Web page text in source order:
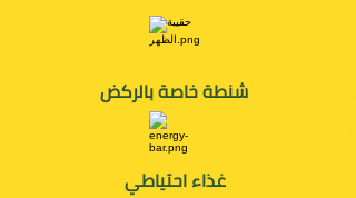
شنطة خاصة بالركض
غذاء احتياطي